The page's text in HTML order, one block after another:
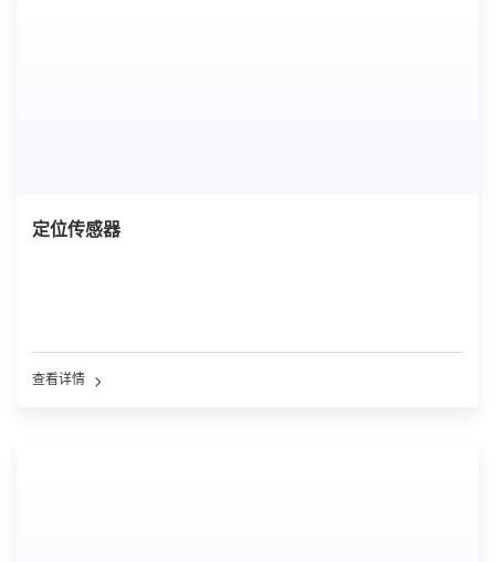
定位传感器
查看详情